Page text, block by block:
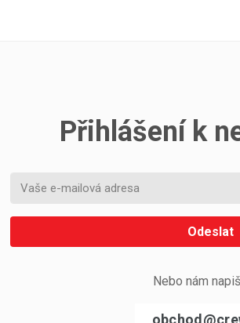
Přihlášení k
Odeslat
Nebo nám